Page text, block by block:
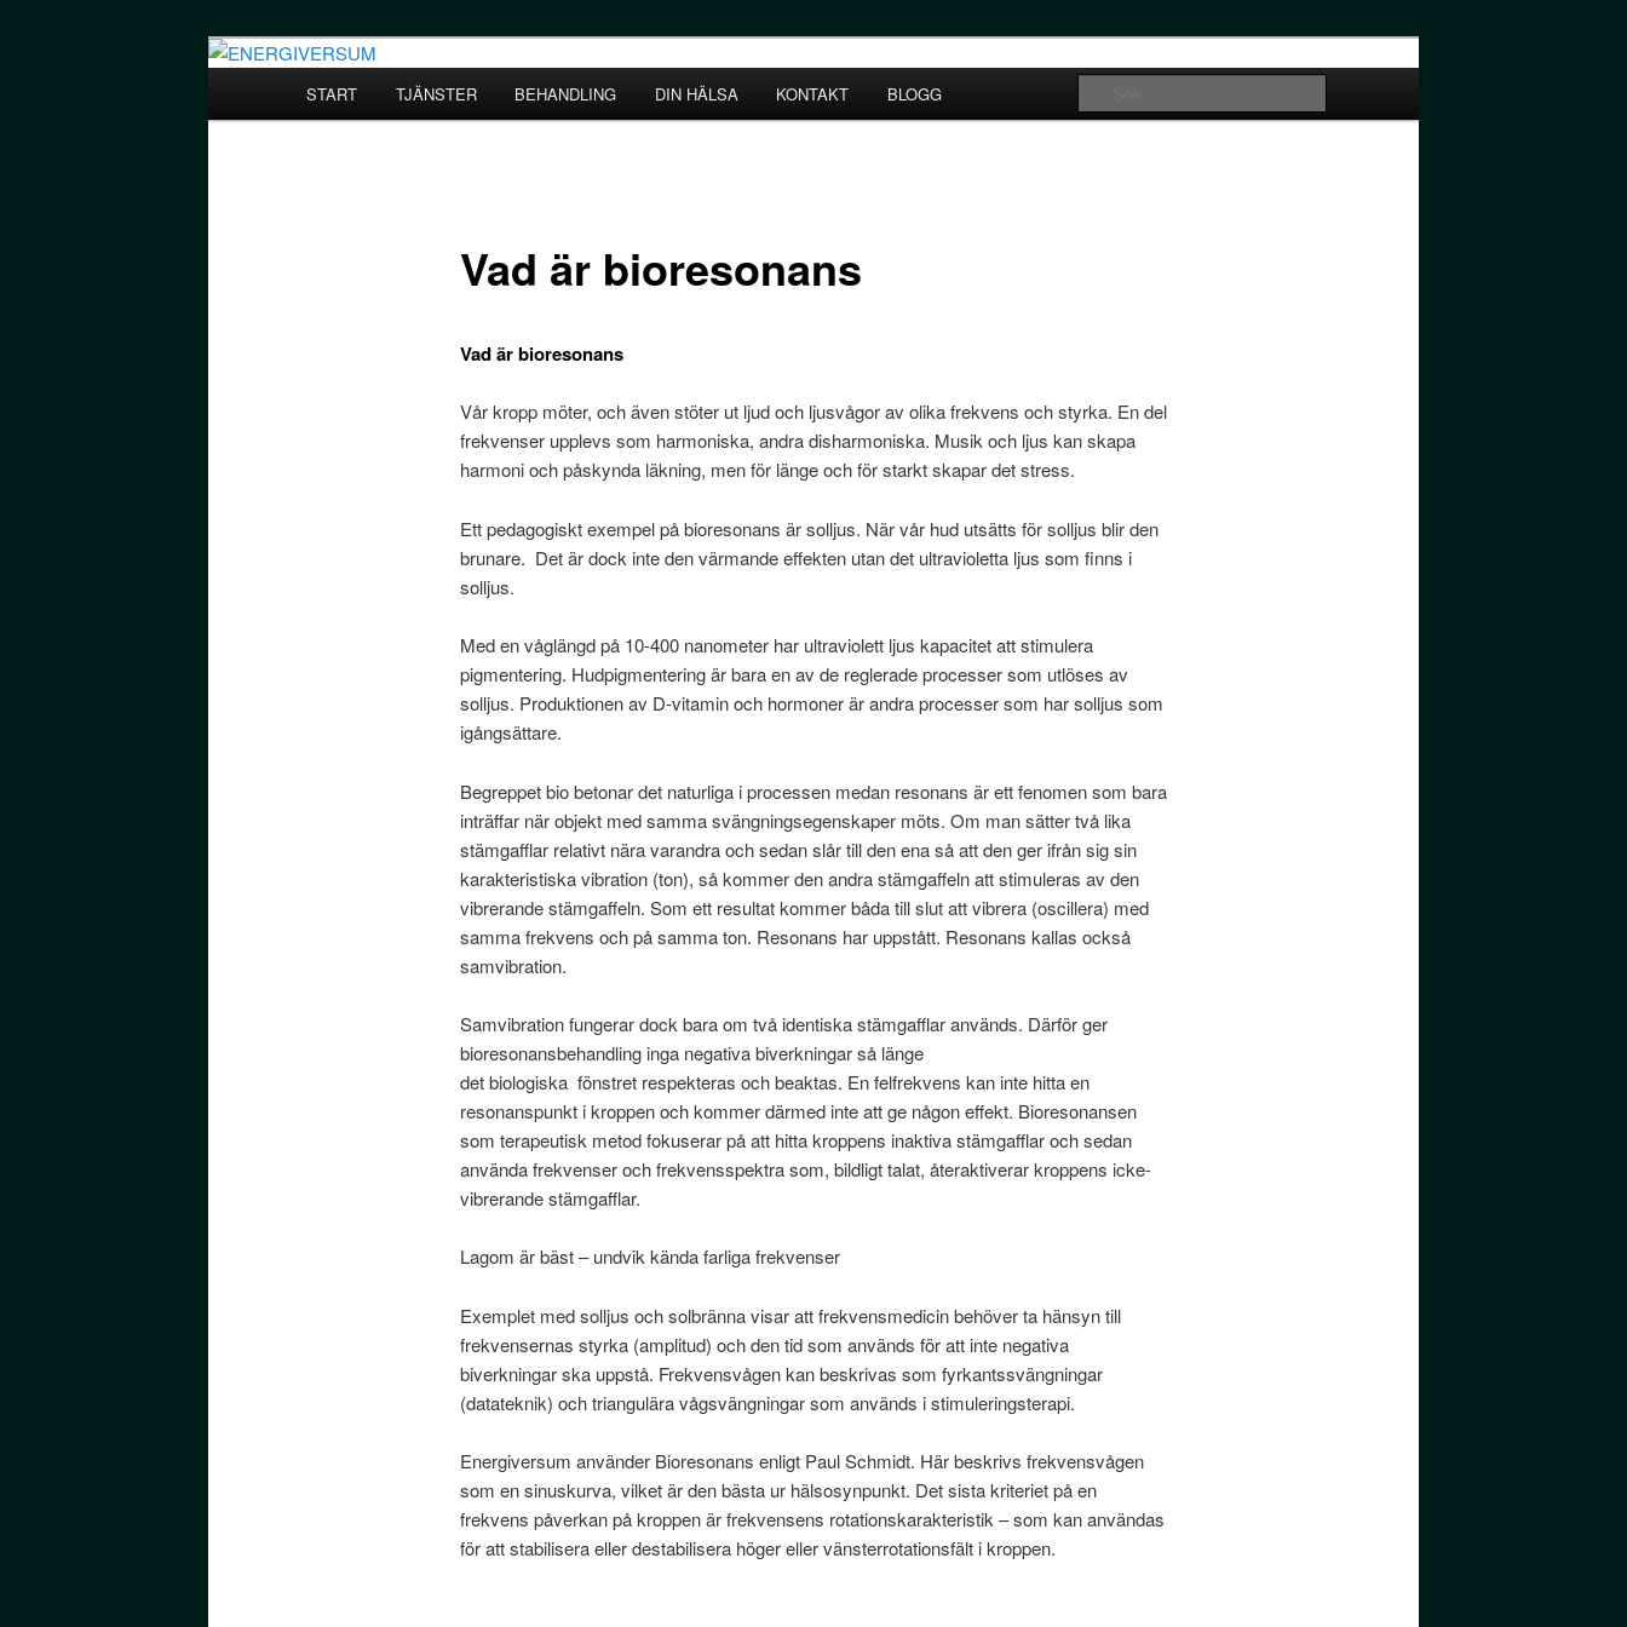
ENERGIVERSUM
ett litet företag med oändliga mål
START TJÄNSTER BEHANDLING DIN HÄLSA KONTAKT BLOGG
Vad är bioresonans
Vad är bioresonans
Vår kropp möter, och även stöter ut ljud och ljusvågor av olika frekvens och styrka. En del
frekvenser upplevs som harmoniska, andra disharmoniska. Musik och ljus kan skapa
harmoni och påskynda läkning, men för länge och för starkt skapar det stress.
Ett pedagogiskt exempel på bioresonans är solljus. När vår hud utsätts för solljus blir den
brunare. Det är dock inte den värmande effekten utan det ultravioletta ljus som finns i
solljus.
Med en våglängd på 10-400 nanometer har ultraviolett ljus kapacitet att stimulera
pigmentering. Hudpigmentering är bara en av de reglerade processer som utlöses av
solljus. Produktionen av D-vitamin och hormoner är andra processer som har solljus som
igångsättare.
Begreppet bio betonar det naturliga i processen medan resonans är ett fenomen som bara
inträffar när objekt med samma svängningsegenskaper möts. Om man sätter två lika
stämgafflar relativt nära varandra och sedan slår till den ena så att den ger ifrån sig sin
karakteristiska vibration (ton), så kommer den andra stämgaffeln att stimuleras av den
vibrerande stämgaffeln. Som ett resultat kommer båda till slut att vibrera (oscillera) med
samma frekvens och på samma ton. Resonans har uppstått. Resonans kallas också
samvibration.
Samvibration fungerar dock bara om två identiska stämgafflar används. Därför ger
bioresonansbehandling inga negativa biverkningar så länge
det biologiska fönstret respekteras och beaktas. En felfrekvens kan inte hitta en
resonanspunkt i kroppen och kommer därmed inte att ge någon effekt. Bioresonansen
som terapeutisk metod fokuserar på att hitta kroppens inaktiva stämgafflar och sedan
använda frekvenser och frekvensspektra som, bildligt talat, återaktiverar kroppens icke-
vibrerande stämgafflar.
Lagom är bäst – undvik kända farliga frekvenser
Exemplet med solljus och solbränna visar att frekvensmedicin behöver ta hänsyn till
frekvensernas styrka (amplitud) och den tid som används för att inte negativa
biverkningar ska uppstå. Frekvensvågen kan beskrivas som fyrkantssvängningar
(datateknik) och triangulära vågsvängningar som används i stimuleringsterapi.
Energiversum använder Bioresonans enligt Paul Schmidt. Här beskrivs frekvensvågen
som en sinuskurva, vilket är den bästa ur hälsosynpunkt. Det sista kriteriet på en
frekvens påverkan på kroppen är frekvensens rotationskarakteristik – som kan användas
för att stabilisera eller destabilisera höger eller vänsterrotationsfält i kroppen.